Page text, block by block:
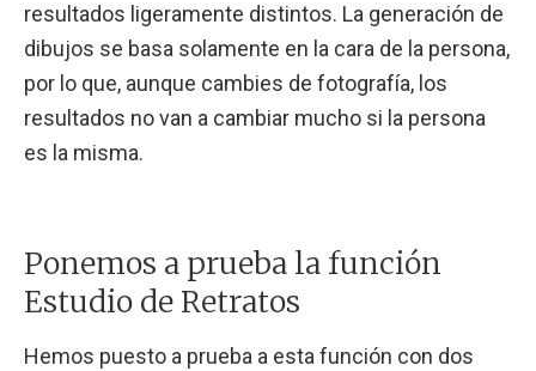
resultados ligeramente distintos. La generación de
dibujos se basa solamente en la cara de la persona,
por lo que, aunque cambies de fotografía, los
resultados no van a cambiar mucho si la persona
es la misma.
Ponemos a prueba la función
Estudio de Retratos
Hemos puesto a prueba a esta función con dos